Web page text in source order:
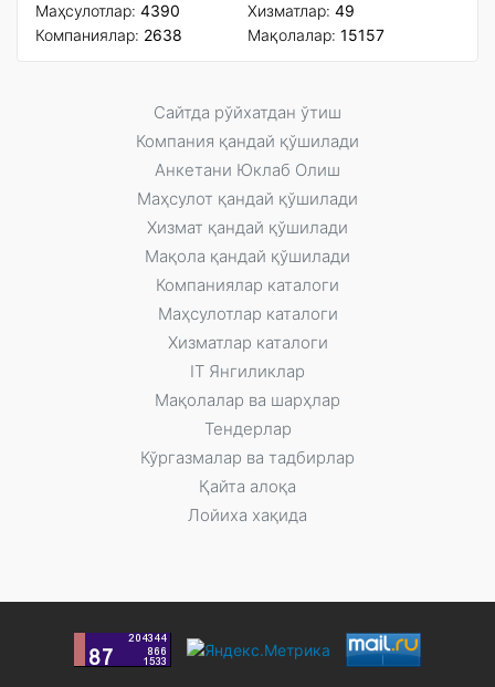
Маҳсулотлар: 4390
Компаниялар: 2638
Xизматлар: 49
Мақолалар: 15157
Сайтда рўйxатдан ўтиш
Компания қандай қўшилади
Анкетани Юклаб Олиш
Маҳсулот қандай қўшилади
Xизмат қандай қўшилади
Мақола қандай қўшилади
Компаниялар каталоги
Маҳсулотлар каталоги
Xизматлар каталоги
IT Янгиликлар
Мақолалар ва шарҳлар
Тендерлар
Кўргазмалар ва тадбирлар
Қайта алоқа
Лойиха хақида